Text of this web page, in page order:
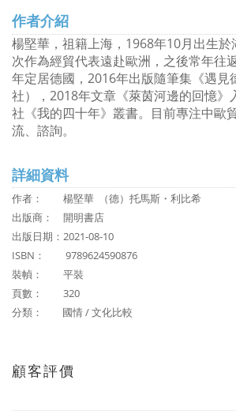
作者介紹
楊堅華，祖籍上海，1968年10月出生
次作為經貿代表遠赴歐洲，之後常年往
年定居德國，2016年出版隨筆集《遇見
社），2018年文章《萊茵河邊的回憶》
社《我的四十年》叢書。目前專注中歐
流、諮詢。
詳細資料
作者： 楊堅華 （德）托馬斯・利比希
出版商： 開明書店
出版日期：2021-08-10
ISBN： 9789624590876
裝幀： 平裝
頁數： 320
分類：
國情 / 文化比較
顧客評價